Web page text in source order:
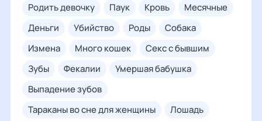
родить девочку
паук кровь
месячные
деньги
убийство роды
собака
измена
много кошек
секс с бывшим
зубы
фекалии
умершая бабушка
выпадение зубов
тараканы во сне для женщины
лошадь